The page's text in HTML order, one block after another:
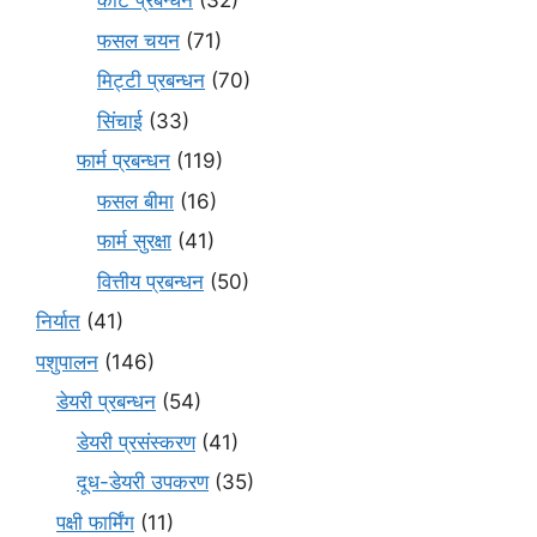
फसल चयन (71)
मि‌ट्टी प्रबन्धन (70)
सिंचाई (33)
फार्म प्रबन्धन (119)
फसल बीमा (16)
फार्म सुरक्षा (41)
वित्तीय प्रबन्धन (50)
निर्यात (41)
पशुपालन (146)
डेयरी प्रबन्धन (54)
डेयरी प्रसंस्करण(41)
दूध-डेयरी उपकरण(35)
पक्षी फार्मिंग (11)